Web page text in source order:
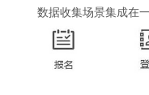
数据收集场景集成在